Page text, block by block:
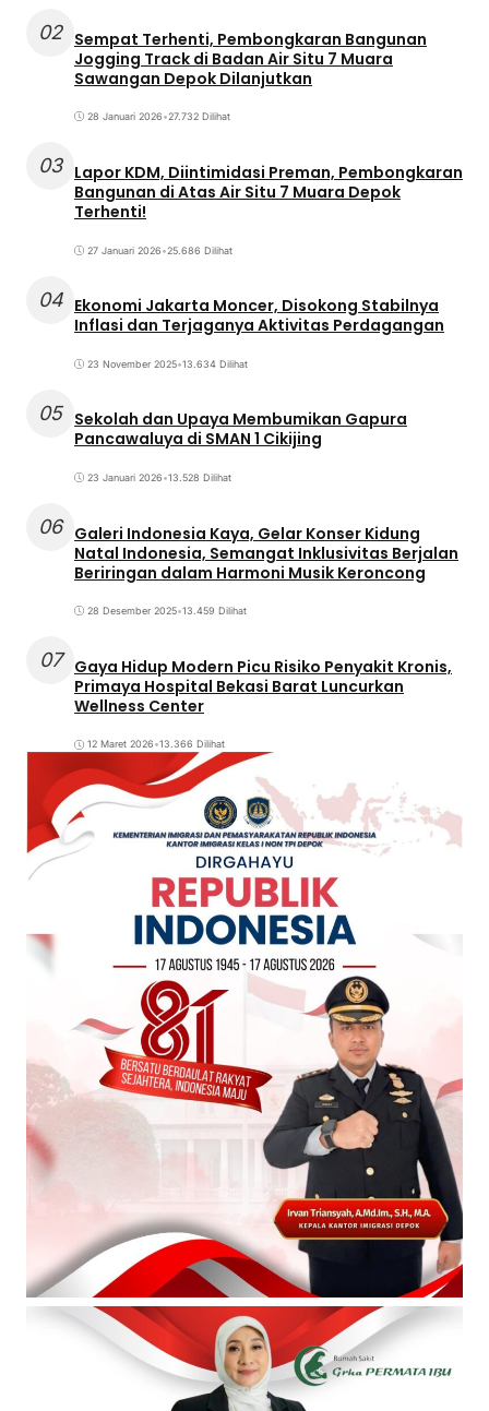
02 Sempat Terhenti, Pembongkaran Bangunan
Jogging Track di Badan Air Situ 7 Muara
Sawangan Depok Dilanjutkan
28 Januari 2026•27.732 Dilihat
03 Lapor KDM, Diintimidasi Preman, Pembongkaran
Bangunan di Atas Air Situ 7 Muara Depok
Terhenti!
27 Januari 2026•25.686 Dilihat
04 Ekonomi Jakarta Moncer, Disokong Stabilnya
Inflasi dan Terjaganya Aktivitas Perdagangan
23 November 2025•13.634 Dilihat
05 Sekolah dan Upaya Membumikan Gapura
Pancawaluya di SMAN 1 Cikijing
23 Januari 2026•13.528 Dilihat
06 Galeri Indonesia Kaya, Gelar Konser Kidung
Natal Indonesia, Semangat Inklusivitas Berjalan
Beriringan dalam Harmoni Musik Keroncong
28 Desember 2025•13.459 Dilihat
07
Gaya Hidup Modern Picu Risiko Penyakit Kronis,
Primaya Hospital Bekasi Barat Luncurkan
Wellness Center
12 Maret 2026•13.366 Dilihat